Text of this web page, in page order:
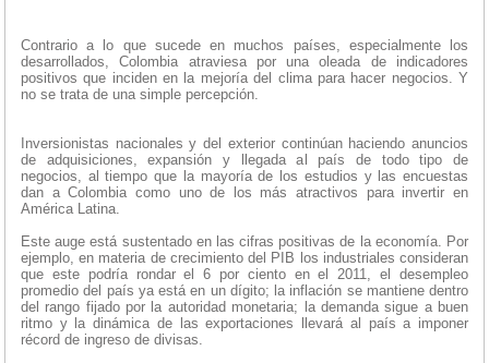
Contrario a lo que sucede en muchos países, especialmente los
desarrollados, Colombia atraviesa por una oleada de indicadores
positivos que inciden en la mejoría del clima para hacer negocios. Y
no se trata de una simple percepción.
Inversionistas nacionales y del exterior continúan haciendo anuncios
de adquisiciones, expansión y llegada al país de todo tipo de
negocios, al tiempo que la mayoría de los estudios y las encuestas
dan a Colombia como uno de los más atractivos para invertir en
América Latina.
Este auge está sustentado en las cifras positivas de la economía. Por
ejemplo, en materia de crecimiento del PIB los industriales consideran
que este podría rondar el 6 por ciento en el 2011, el desempleo
promedio del país ya está en un dígito; la inflación se mantiene dentro
del rango fijado por la autoridad monetaria; la demanda sigue a buen
ritmo y la dinámica de las exportaciones llevará al país a imponer
récord de ingreso de divisas.